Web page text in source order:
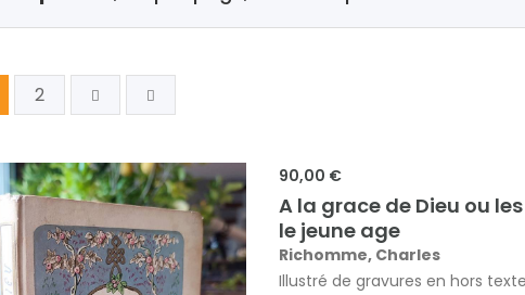
2
90,00 €
A la grace de Dieu ou
le jeune age
Richomme, Charles
Illustré de gravures en hors